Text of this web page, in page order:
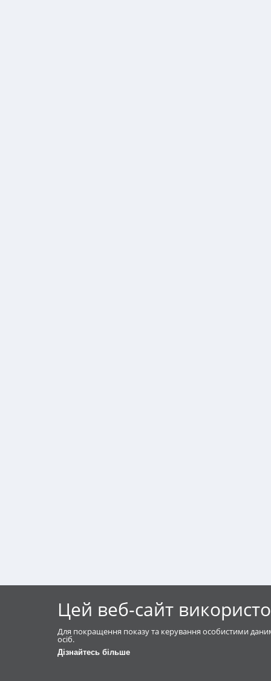
Цей веб-сайт
Для покращення показу та керування особистими
осіб.
Дізнайтесь більше